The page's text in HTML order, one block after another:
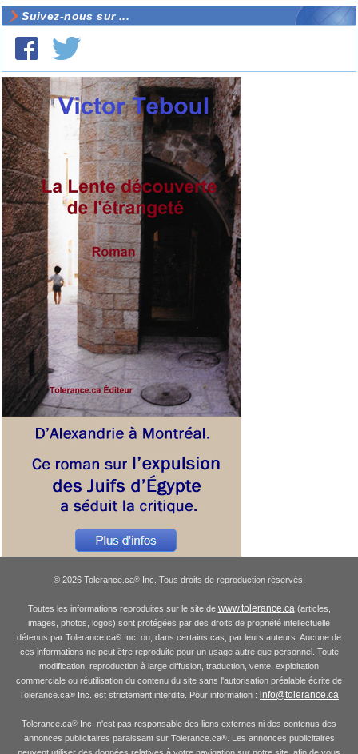
Suivez-nous sur ...
© 2026 Tolerance.ca®Inc. Tous droits de reproduction réservés.
Toutes les informations reproduites sur le site de www.tolerance.ca(articles,
images, photos, logos) sont protégées par des droits de propriété intellectuelle
détenus par Tolerance.ca® Inc. ou, dans certains cas, par leurs auteurs. Aucune de
ces informations ne peut être reproduite pour un usage autre que personnel. Toute
modification, reproduction à large diffusion, traduction, vente, exploitation
commerciale ou réutilisation du contenu du site sans l'autorisation préalable écrite de
Tolerance.ca® Inc. est strictement interdite. Pour information : info@tolerance.ca
Tolerance.ca® Inc. n'est pas responsable des liens externes ni des contenus des
annonces publicitaires paraissant sur Tolerance.ca®. Les annonces publicitaires